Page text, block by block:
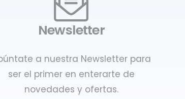
Newsletter
a nuestra Newsletter para
ser el primer en enterarte de
novedades y ofertas.